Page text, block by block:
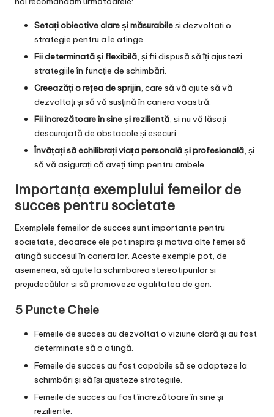
Setați obiective clare și măsurabileși dezvoltați o
strategie pentru a le atinge.
Fii determinată și flexibilă, și fii dispusă să îți ajustezi
strategiile în funcție de schimbări.
Creeazăți o rețea de sprijin, care să vă ajute să vă
dezvoltați și să vă susțină în cariera voastră.
Fii încrezătoare în sine și rezilientă, și nu vă lăsați
descurajată de obstacole și eșecuri.
Învățați să echilibrați viața personală și profesională, și
să vă asigurați că aveți timp pentru ambele.
Importanța exemplului femeilor de
succes pentru societate
Exemplele femeilor de succes sunt importante pentru
societate, deoarece ele pot inspira și motiva alte femei să
atingă succesul în cariera lor. Aceste exemple pot, de
asemenea, să ajute la schimbarea stereotipurilor și
prejudecăților și să promoveze egalitatea de gen.
5 Puncte Cheie
Femeile de succes au dezvoltat o viziune clară și au fost
determinate să o atingă.
Femeile de succes au fost capabile să se adapteze la
schimbări și să își ajusteze strategiile.
Femeile de succes au fost încrezătoare în sine și
reziliente.